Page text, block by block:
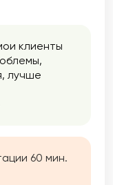
клиенты
лучше
себя и
60 мин.